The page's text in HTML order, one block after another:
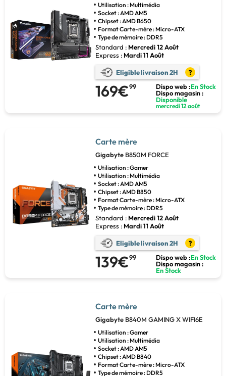
Utilisation : Multimédia
Socket : AMD AM5
Chipset : AMD B650
Format Carte-mère : Micro-ATX
Type de mémoire : DDR5
Standard : Mercredi 12 Août
Express : Mardi 11 Août
Eligible livraison 2H ?
169€99 Dispo web :En Stock
Dispo magasin :
Disponible
mercredi 12 août
Carte mère
Gigabyte B850M FORCE
Utilisation : Gamer
Utilisation : Multimédia
Socket : AMD AM5
Chipset : AMD B850
Format Carte-mère : Micro-ATX
Type de mémoire : DDR5
Standard : Mercredi 12 Août
Express : Mardi 11 Août
Eligible livraison 2H ?
139€99 Dispo web :En Stock
Dispo magasin :
En Stock
Carte mère
Gigabyte B840M GAMING X WIFI6E
Utilisation : Gamer
Utilisation : Multimédia
Socket : AMD AM5
Chipset : AMD B840
Format Carte-mère : Micro-ATX
Type de mémoire : DDR5